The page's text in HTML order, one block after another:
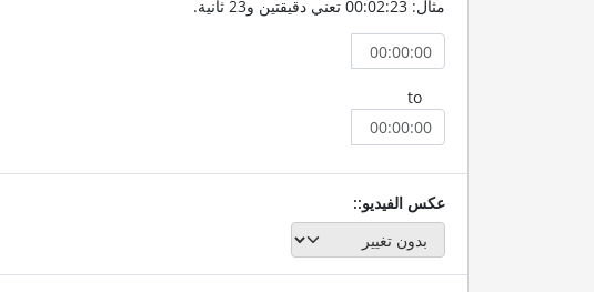
مثال: 00:02:23 تعني دقيقتين و23 ثانية.
to
عكس الفيديو::